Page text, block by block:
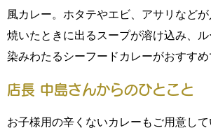
風カレー。ホタテやエビ、アサリなど
焼いたときに出るスープが溶け込み、
染みわたるシーフードカレーがおすすめ
店長 中島さんからのひとこと
お子様用の辛くないカレーもご用意して